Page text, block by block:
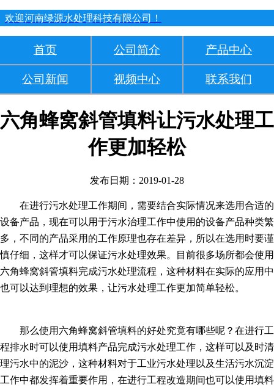
欢迎河南绿源水处理科技有限公司！
首页 公司简介 产品中心
公司新闻 视频中心 联系我们
六角蜂窝斜管填料让污水处理工
作更加轻松
发布日期：2019-01-28
在进行污水处理工作期间，需要结合实际情况来选用合适的
设备产品，现在可以用于污水治理工作中使用的设备产品种类繁
多，不同的产品采用的工作原理也存在差异，所以在选用时要谨
慎仔细，这样才可以保证污水处理效果。目前很多场所都会使用
六角蜂窝斜管填料完成污水处理流程，这种材料在实际的应用中
也可以达到理想的效果，让污水处理工作更加简单轻松。
那么使用六角蜂窝斜管填料的好处究竟有哪些呢？在进行工
程排水时可以使用填料产品完成污水处理工作，这样可以及时清
理污水中的泥沙，这种材料对于工业污水处理以及生活污水沉淀
工作中都发挥着重要作用，在进行工程改造期间也可以使用填料